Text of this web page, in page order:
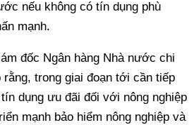
nếu không có tín dụng phù
mạnh.
đốc Ngân hàng Nhà nước chi
trong giai đoạn tới cần tiếp
dụng ưu đãi đối với nông nghiệp
mạnh bảo hiểm nông nghiệp và